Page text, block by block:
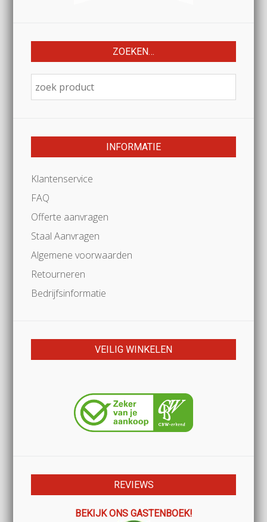
ZOEKEN…
INFORMATIE
Klantenservice
FAQ
Offerte aanvragen
Staal Aanvragen
Algemene voorwaarden
Retourneren
Bedrijfsinformatie
VEILIG WINKELEN
REVIEWS
BEKIJK ONS GASTENBOEK!